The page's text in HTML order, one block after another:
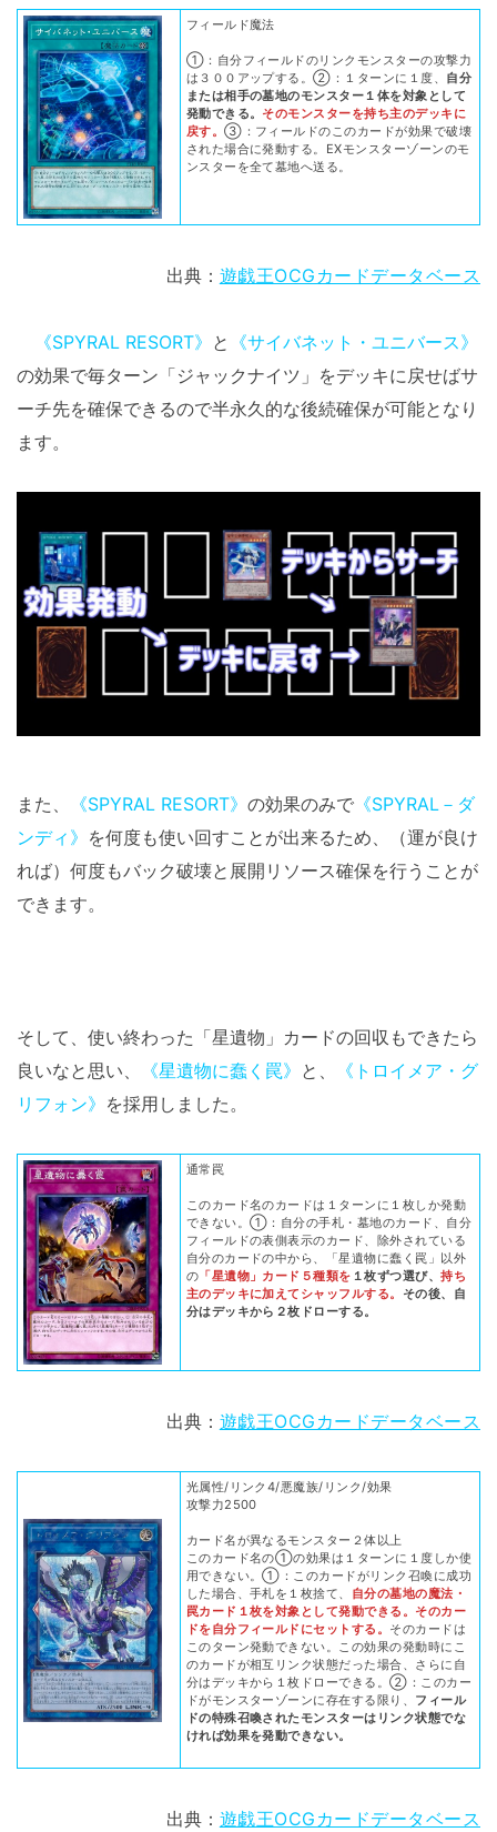
フィールド魔法
①：自分フィールドのリンクモンスターの攻撃力
は３００アップする。②：１ターンに１度、 自分
または相手の墓地のモンスター１体を対象として
発動できる。 そのモンスターを持ち主のデッキに
戻す。③：フィールドのこのカードが効果で破壊
された場合に発動する。EXモンスターゾーンのモ
ンスターを全て墓地へ送る。
出典： 遊戯王OCGカードデータベース
《SPYRAL RESORT》 と 《サイバネット・ユニバース》
の効果で毎ターン「ジャックナイツ」をデッキに戻せばサ
ーチ先を確保できるので半永久的な後続確保が可能となり
ます。
また、 《SPYRAL RESORT》 の効果のみで 《SPYRAL－ダ
ンディ》 を何度も使い回すことが出来るため、（運が良け
れば）何度もバック破壊と展開リソース確保を行うことが
できます。
そして、使い終わった「星遺物」カードの回収もできたら
良いなと思い、
《星遺物に蠢く罠》 と、
《トロイメア・グ
リフォン》 を採用しました。
通常罠
このカード名のカードは１ターンに１枚しか発動
できない。①：自分の手札・墓地のカード、自分
フィールドの表側表示のカード、除外されている
自分のカードの中から、「星遺物に蠢く罠」以外
の 「星遺物」カード５種類を １枚ずつ選び、持ち
主のデッキに加えてシャッフルする。 その後、自
分はデッキから２枚ドローする。
出典： 遊戯王OCGカードデータベース
光属性/リンク4/悪魔族/リンク/効果
攻撃力2500
カード名が異なるモンスター２体以上
このカード名の①の効果は１ターンに１度しか使
用できない。①：このカードがリンク召喚に成功
した場合、手札を１枚捨て、 自分の墓地の魔法・
罠カード１枚を対象として発動できる。そのカー
ドを自分フィールドにセットする。 そのカードは
このターン発動できない。この効果の発動時にこ
のカードが相互リンク状態だった場合、さらに自
分はデッキから１枚ドローできる。②：このカー
ドがモンスターゾーンに存在する限り、 フィール
ドの特殊召喚されたモンスターはリンク状態でな
ければ効果を発動できない。
出典： 遊戯王OCGカードデータベース